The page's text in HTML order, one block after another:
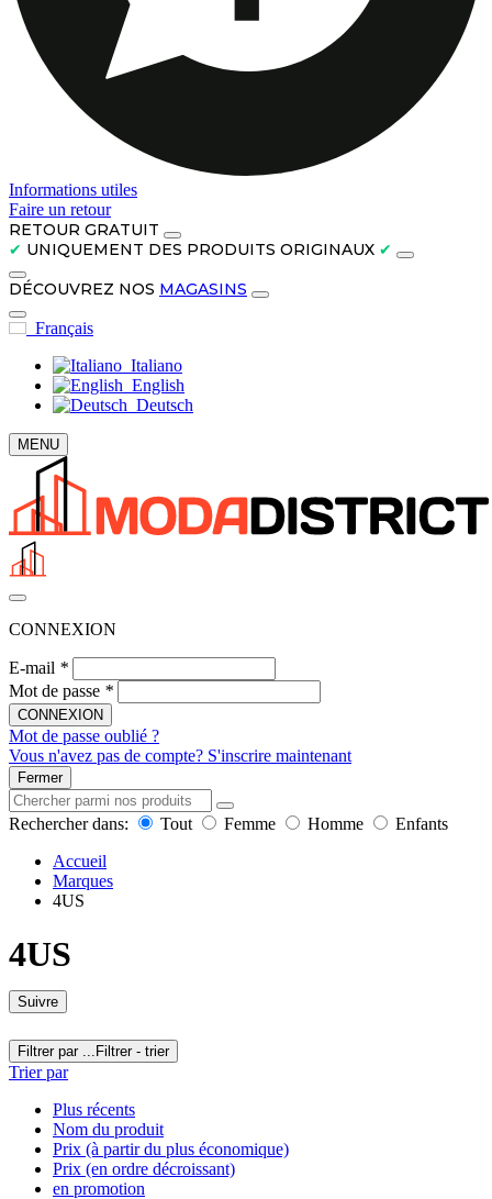
Informations utiles
Faire un retour
RETOUR GRATUIT
✔ UNIQUEMENT DES PRODUITS ORIGINAUX ✔
DÉCOUVREZ NOS MAGASINS
Français
Italiano
English
Deutsch
MENU
CONNEXION
E-mail *
Mot de passe *
CONNEXION
Mot de passe oublié ?
Vous n'avez pas de compte? S'inscrire maintenant
Fermer
Rechercher dans: Tout Femme Homme
Enfants
Accueil
Marques
4US
4US
Suivre
Filtrer par ... Filtrer - trier
Trier par
Plus récents
Nom du produit
Prix (à partir du plus économique)
Prix (en ordre décroissant)
en promotion